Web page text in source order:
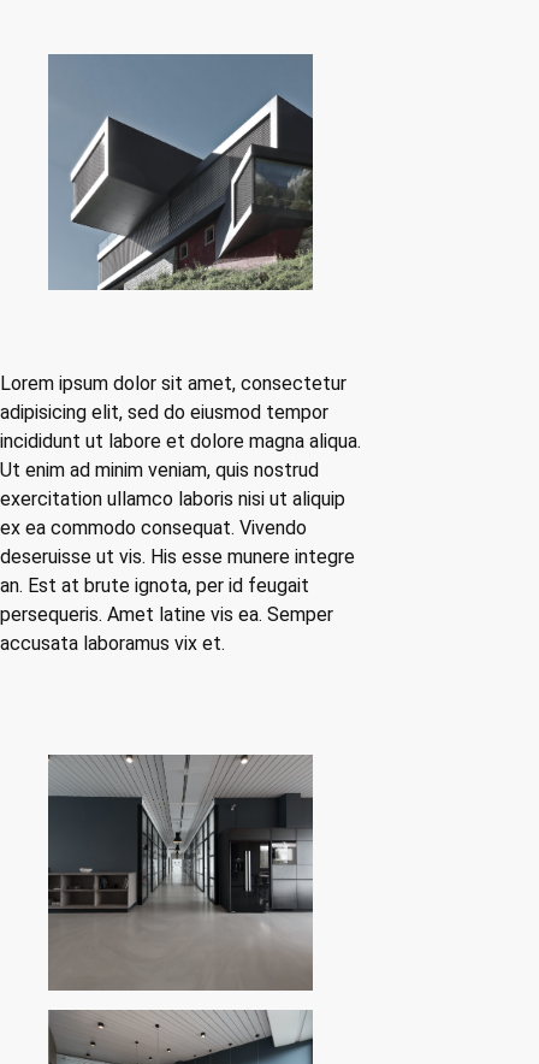
Lorem ipsum dolor sit amet, consectetur
adipisicing elit, sed do eiusmod tempor
incididunt ut labore et dolore magna aliqua.
Ut enim ad minim veniam, quis nostrud
exercitation ullamco laboris nisi ut aliquip
ex ea commodo consequat. Vivendo
deseruisse ut vis. His esse munere integre
an. Est at brute ignota, per id feugait
persequeris. Amet latine vis ea. Semper
accusata laboramus vix et.